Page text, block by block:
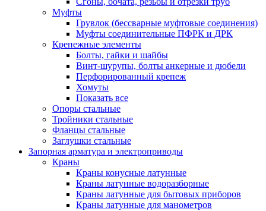
Муфты
Грувлок (бессварные муфтовые соединения)
Муфты соединительные ПФРК и ДРК
Крепежные элементы
Болты, гайки и шайбы
Винт-шурупы, болты анкерные и дюбели
Перфорированный крепеж
Хомуты
Показать все
Опоры стальные
Тройники стальные
Фланцы стальные
Заглушки стальные
Запорная арматура и электроприводы
Краны
Краны конусные латунные
Краны латунные водоразборные
Краны латунные для бытовых приборов
Краны латунные для манометров